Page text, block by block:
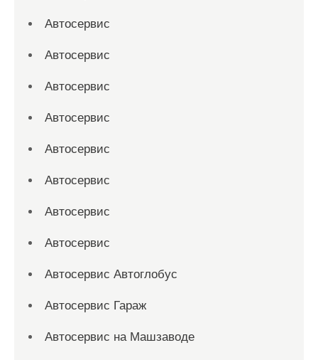
Автосервис
Автосервис
Автосервис
Автосервис
Автосервис
Автосервис
Автосервис
Автосервис
Автосервис Автоглобус
Автосервис Гараж
Автосервис на Машзаводе